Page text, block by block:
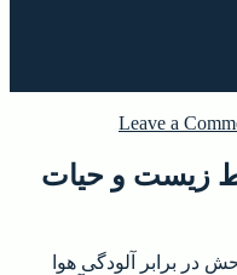
Leave a
on
آلودگی
هوا
زیست
زیست و حیات
در برابر آلودگی هوا